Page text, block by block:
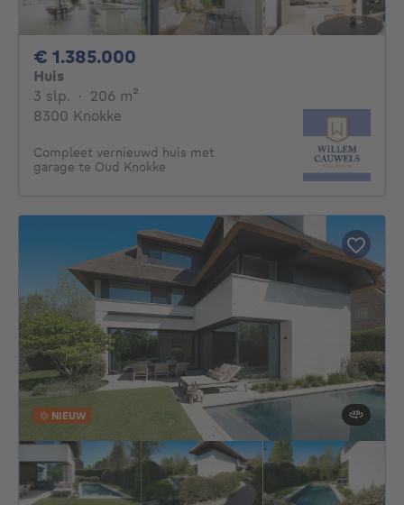
€ 1.385.000
Huis
3 slp. 3 slaapkamers
· 206 m²
8300 Knokke
Compleet vernieuwd huis met
garage te Oud Knokke
NIEUW